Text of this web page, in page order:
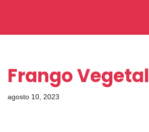
Frango Vegetal
agosto 10, 2023